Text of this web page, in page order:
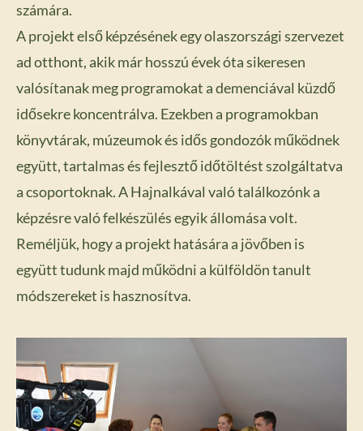
számára.
A projekt első képzésének egy olaszországi szervezet
ad otthont, akik már hosszú évek óta sikeresen
valósítanak meg programokat a demenciával küzdő
idősekre koncentrálva. Ezekben a programokban
könyvtárak, múzeumok és idős gondozók működnek
együtt, tartalmas és fejlesztő időtöltést szolgáltatva
a csoportoknak. A Hajnalkával való találkozónk a
képzésre való felkészülés egyik állomása volt.
Reméljük, hogy a projekt hatására a jövőben is
együtt tudunk majd működni a külföldön tanult
módszereket is hasznosítva.